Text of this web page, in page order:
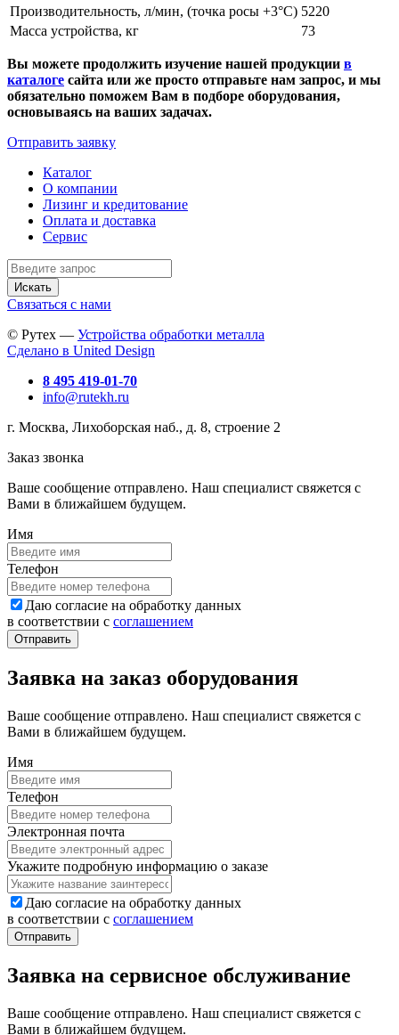
Производительность, л/мин, (точка росы +3°С) 5220
Масса устройства, кг
73
Вы можете продолжить изучение нашей продукции в
каталоге сайта или же просто отправьте нам запрос, и мы
обязательно поможем Вам в подборе оборудования,
основываясь на ваших задачах.
Отправить заявку
Каталог
О компании
Лизинг и кредитование
Оплата и доставка
Сервис
Искать
Связаться с нами
© Рутех — Устройства обработки металла
Сделано в United Design
8 495 419-01-70
info@rutekh.ru
г. Москва, Лихоборская наб., д. 8, строение 2
Заказ звонка
Ваше сообщение отправлено. Наш специалист свяжется с
Вами в ближайшем будущем.
Имя
Телефон
Даю согласие на обработку данных
в соответствии с соглашением
Заявка на заказ оборудования
Ваше сообщение отправлено. Наш специалист свяжется с
Вами в ближайшем будущем.
Имя
Телефон
Электронная почта
Укажите подробную информацию о заказе
Даю согласие на обработку данных
в соответствии с соглашением
Заявка на сервисное обслуживание
Ваше сообщение отправлено. Наш специалист свяжется с
Вами в ближайшем будущем.